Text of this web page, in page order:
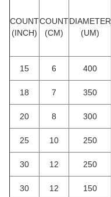
COUNT
(INCH)
COUNT
(CM)
DIAMETER
(UM)
15 6 400
18 7 350
20 8 300
25 10 250
30 12 250
30 12 150